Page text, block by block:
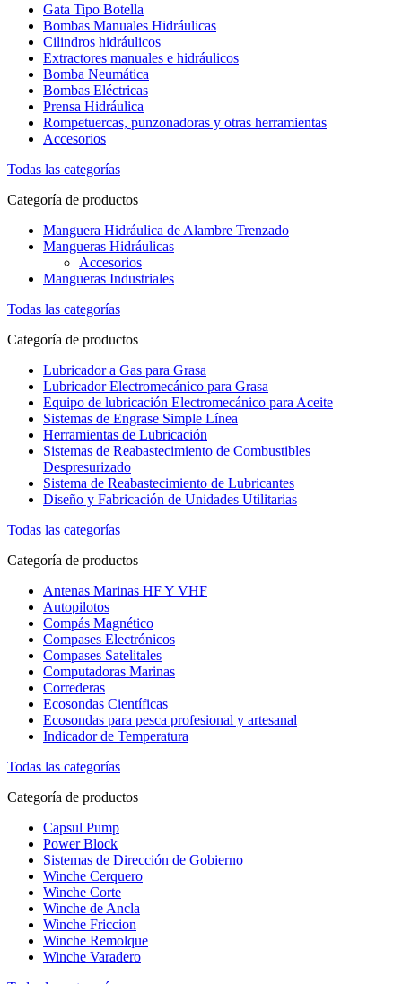
Gata Tipo Botella
Bombas Manuales Hidráulicas
Cilindros hidráulicos
Extractores manuales e hidráulicos
Bomba Neumática
Bombas Eléctricas
Prensa Hidráulica
Rompetuercas, punzonadoras y otras herramientas
Accesorios
Todas las categorías
Categoría de productos
Manguera Hidráulica de Alambre Trenzado
Mangueras Hidráulicas
Accesorios
Mangueras Industriales
Todas las categorías
Categoría de productos
Lubricador a Gas para Grasa
Lubricador Electromecánico para Grasa
Equipo de lubricación Electromecánico para Aceite
Sistemas de Engrase Simple Línea
Herramientas de Lubricación
Sistemas de Reabastecimiento de Combustibles
Despresurizado
Sistema de Reabastecimiento de Lubricantes
Diseño y Fabricación de Unidades Utilitarias
Todas las categorías
Categoría de productos
Antenas Marinas HF Y VHF
Autopilotos
Compás Magnético
Compases Electrónicos
Compases Satelitales
Computadoras Marinas
Correderas
Ecosondas Científicas
Ecosondas para pesca profesional y artesanal
Indicador de Temperatura
Todas las categorías
Categoría de productos
Capsul Pump
Power Block
Sistemas de Dirección de Gobierno
Winche Cerquero
Winche Corte
Winche de Ancla
Winche Friccion
Winche Remolque
Winche Varadero